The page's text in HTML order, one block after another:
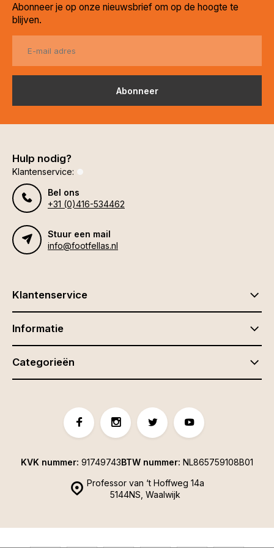
Abonneer je op onze nieuwsbrief om op de hoogte te
blijven.
Abonneer
Hulp nodig?
Klantenservice:
Bel ons
+31 (0)416-534462
Stuur een mail
info@footfellas.nl
Klantenservice
Informatie
Categorieën
Professor van ‘t Hoffweg 14a
5144NS, Waalwijk
KVK nummer: 91749743BTW nummer: NL865759108B01